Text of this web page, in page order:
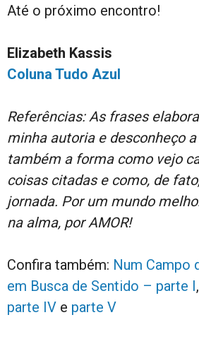
Até o próximo encontro!
Elizabeth Kassis
Coluna Tudo Azul
Referências: As frases
minha autoria e desconheço
também a forma como vejo
coisas citadas e como, de
jornada. Por um mundo
na alma, por AMOR!
Confira também: Num Campo
em Busca de Sentido – parte I,
parte IV e parte V